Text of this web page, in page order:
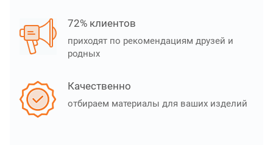
72% клиентов
приходят по рекомендациям друзей и
родных
Качественно
отбираем материалы для ваших изделий